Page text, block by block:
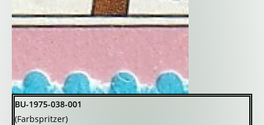
BU-1975-038-001
(Farbspritzer)